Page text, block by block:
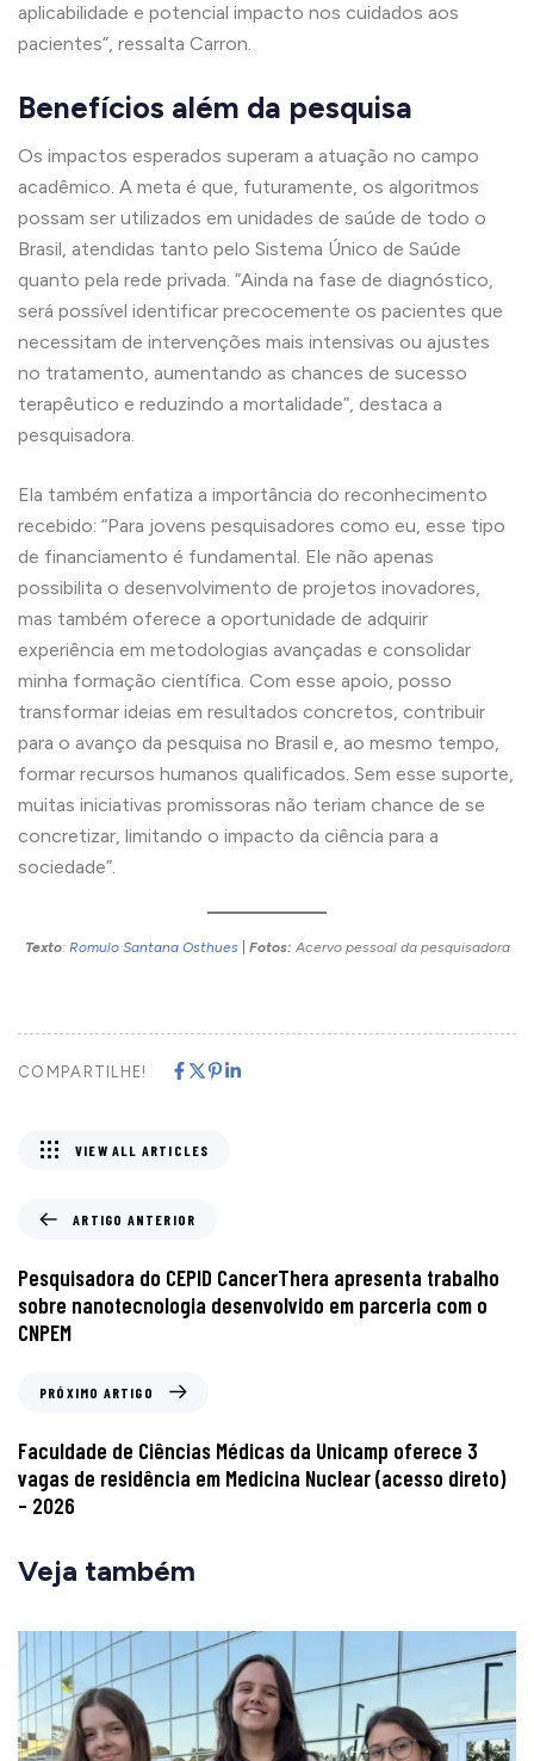
aplicabilidade e potencial impacto nos cuidados aos
pacientes”, ressalta Carron.
Benefícios além da pesquisa
Os impactos esperados superam a atuação no campo
acadêmico. A meta é que, futuramente, os algoritmos
possam ser utilizados em unidades de saúde de todo o
Brasil, atendidas tanto pelo Sistema Único de Saúde
quanto pela rede privada. “Ainda na fase de diagnóstico,
será possível identificar precocemente os pacientes que
necessitam de intervenções mais intensivas ou ajustes
no tratamento, aumentando as chances de sucesso
terapêutico e reduzindo a mortalidade”, destaca a
pesquisadora.
Ela também enfatiza a importância do reconhecimento
recebido: “Para jovens pesquisadores como eu, esse tipo
de financiamento é fundamental. Ele não apenas
possibilita o desenvolvimento de projetos inovadores,
mas também oferece a oportunidade de adquirir
experiência em metodologias avançadas e consolidar
minha formação científica. Com esse apoio, posso
transformar ideias em resultados concretos, contribuir
para o avanço da pesquisa no Brasil e, ao mesmo tempo,
formar recursos humanos qualificados. Sem esse suporte,
muitas iniciativas promissoras não teriam chance de se
concretizar, limitando o impacto da ciência para a
sociedade”.
Texto: Romulo Santana Osthues| Fotos: Acervo pessoal da pesquisadora
COMPARTILHE!
ARTIGO ANTERIOR
Pesquisadora do CEPID CancerThera apresenta trabalho
sobre nanotecnologia desenvolvido em parceria com o
CNPEM
VIEW ALL ARTICLES
PRÓXIMO ARTIGO
Faculdade de Ciências Médicas da Unicamp oferece 3
vagas de residência em Medicina Nuclear (acesso direto)
– 2026
Veja também